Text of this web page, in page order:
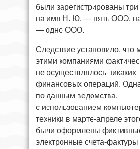
были зарегистрированы
на имя Н. Ю. — пять ООО,
— одно ООО.
Следствие установило, что
этими компаниями
не осуществлялось никаких
финансовых операций.
по данным ведомства,
с использованием
техники в марте-апреле
были оформлены
электронные счета-